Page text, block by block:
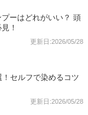
プーはどれがいい？ 頭
！
更新日:2026/05/28
セルフで染めるコツ
更新日:2026/05/28